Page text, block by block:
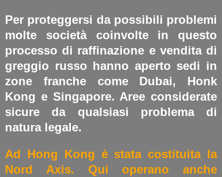
Per proteggersi da possibili problemi
molte società coinvolte in questo
processo di raffinazione e vendita di
greggio russo hanno aperto sedi in
zone franche come Dubai, Honk
Kong e Singapore. Aree considerate
sicure da qualsiasi problema di
natura legale.
Ad Hong Kong è stata costituita la
Nord Axis. Qui operano anche